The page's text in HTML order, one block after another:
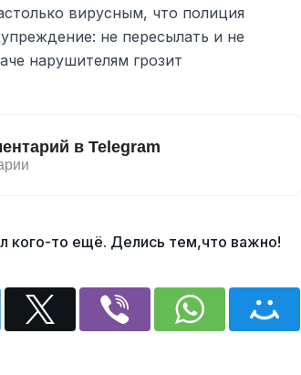
вирусным, что полиция
не пересылать и не
нарушителям грозит